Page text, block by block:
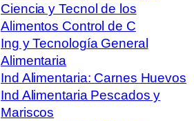
Ciencia y Tecnol de los
Alimentos Control de C
Ing y Tecnología General
Alimentaria
Ind Alimentaria: Carnes Huevos
Ind Alimentaria Pescados y
Mariscos